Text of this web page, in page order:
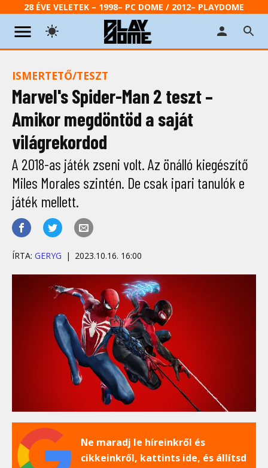
28 ÉVE VELETEK – 1998– PC DOME / 2012– PLAYDOME
ISMERTETŐ/TESZT
Marvel's Spider-Man 2 teszt –
Amikor megdöntöd a saját
világrekordod
A 2018-as játék zseni volt. Az önálló kiegészítő
Miles Morales szintén. De csak ipari tanulók e
játék mellett.
ÍRTA: GERYG 2023.10.16. 16:00
Ne maradj le híreinkről és
cikkeinkről, kattints ide, és állítsd